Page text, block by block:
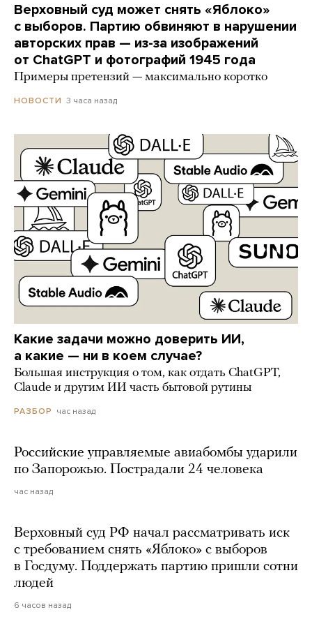
Верховный суд может снять «Яблоко»
с выборов. Партию обвиняют в нарушении
авторских прав — из-за изображений
от ChatGPT и фотографий 1945 года
Примеры претензий — максимально коротко
НОВОСТИ 3 часа назад
Какие задачи можно доверить ИИ,
а какие — ни в коем случае?
Большая инструкция о том, как отдать ChatGPT,
Claude и другим ИИ часть бытовой рутины
РАЗБОР час назад
Российские управляемые авиабомбы ударили
по Запорожью. Пострадали 24 человека
час назад
Верховный суд РФ начал рассматривать иск
с требованием снять «Яблоко» с выборов
в Госдуму. Поддержать партию пришли сотни
людей
6 часов назад